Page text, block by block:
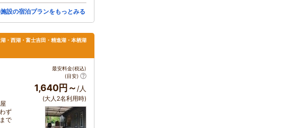
設の宿泊プランをもっとみる
・西湖・富士吉田・精進湖・本栖湖
ず
で
最安料金(税込)
(目安)
1,640円～ /人
(大人2名利用時)